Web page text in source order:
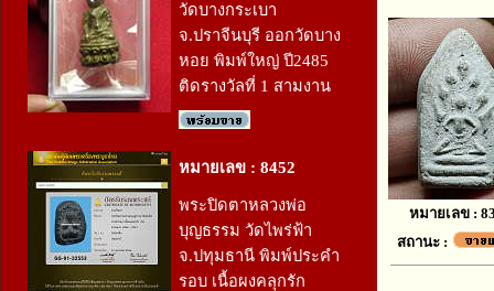
วัดบางกระเบา
จ.ปราจีนบุรี ออกวัดบาง
หอย พิมพ์ใหญ่ ปี2485
ติดรางวัลที่ 1 สามงาน
หมายเลข : 8452
พระปิดตาหลวงพ่อ
บุญธรรม วัดไพร่ฟ้า
จ.ปทุมธานี พิมพ์ประคำ
รอบ เนื้อผงคลุกรัก
หมายเลข :
สถานะ :